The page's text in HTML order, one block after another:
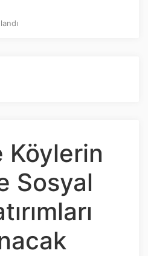
Köylerin
Sosyal